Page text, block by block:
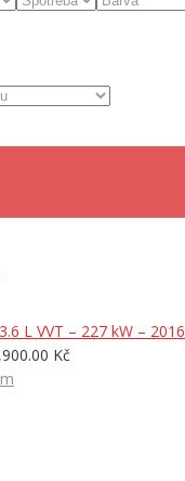
L VVT – 227 kW – 2016
Kč